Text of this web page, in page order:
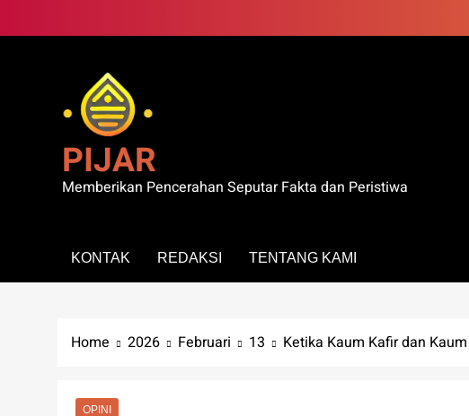
to
PIJAR
Memberikan Pencerahan Seputar Fakta dan Peristiwa
KONTAK REDAKSI TENTANG KAMI
Home 2026 Februari 13 Ketika Kaum Kafir dan
OPINI